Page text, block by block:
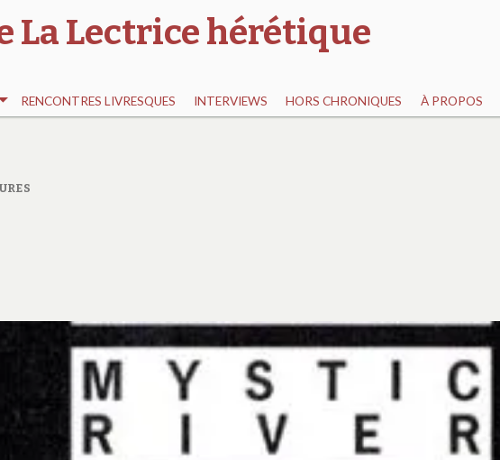
La Lectrice hérétique
RENCONTRES LIVRESQUES INTERVIEWS HORS CHRONIQUES À PROPOS